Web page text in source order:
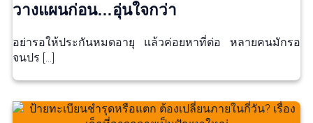
วางแผนก่อน…อุ่นใจกว่า
อย่ารอให้ประกันหมดอายุ แล้วค่อยหาที่ต่อ หลายคนมักรอ
จนปร […]